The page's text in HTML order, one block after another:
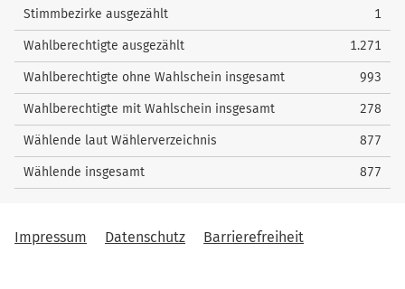
Stimmbezirke ausgezählt 1
Wahlberechtigte ausgezählt 1.271
Wahlberechtigte ohne Wahlschein insgesamt 993
Wahlberechtigte mit Wahlschein insgesamt 278
Wählende laut Wählerverzeichnis 877
Wählende insgesamt 877
Impressum Datenschutz Barrierefreiheit